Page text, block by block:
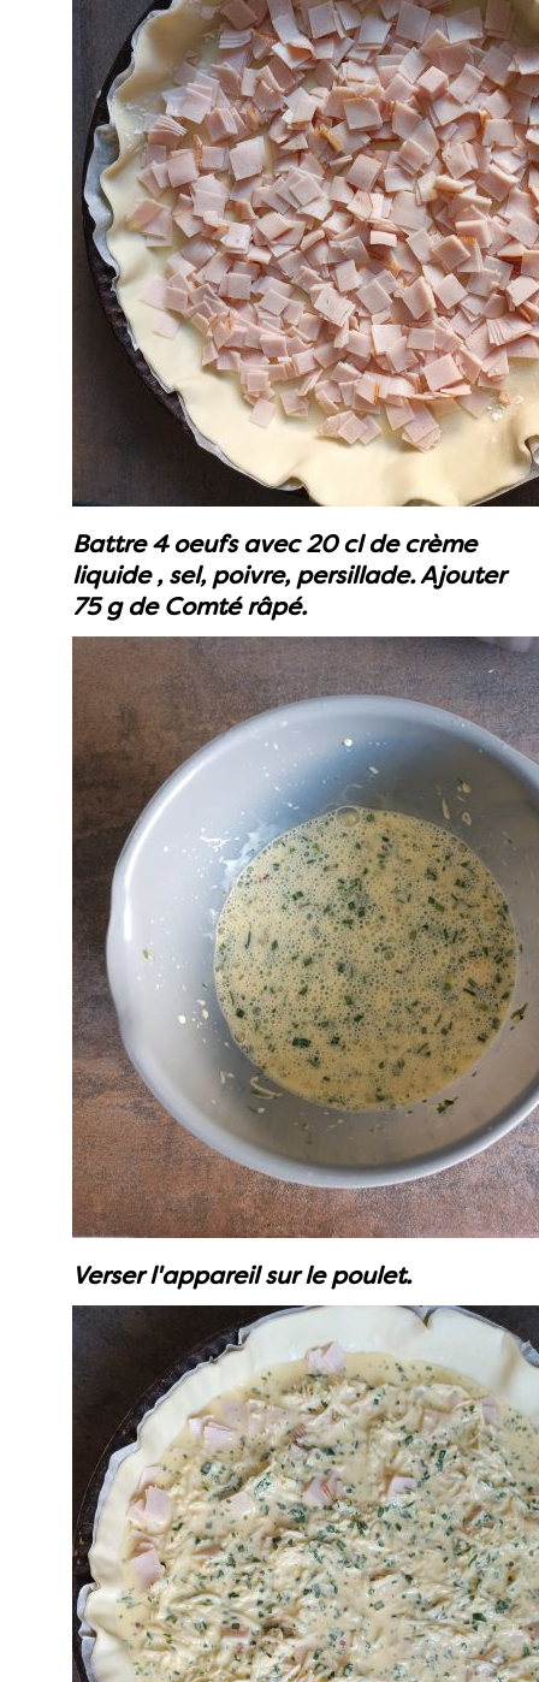
Battre 4 oeufs avec 20 cl de crème
liquide , sel, poivre, persillade. Ajouter
75 g de Comté râpé.
Verser l'appareil sur le poulet.